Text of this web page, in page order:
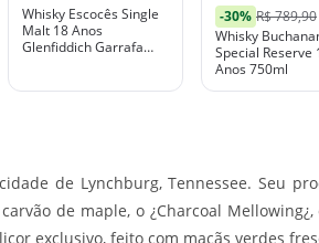
Whisky Escocês Single
Malt 18 Anos
Glenfiddich Garrafa
-30% R$ 789,90
Whisky
Special Reserve
Anos 750ml
de Lynchburg, Tennessee. Seu
de maple, o ¿Charcoal
exclusivo, feito com maçãs verdes